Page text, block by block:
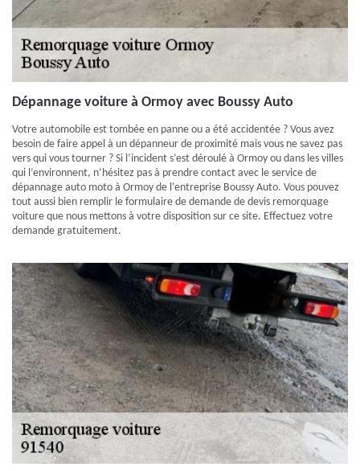
Dépannage voiture à Ormoy avec Boussy Auto
Votre automobile est tombée en panne ou a été accidentée ? Vous avez
besoin de faire appel à un dépanneur de proximité mais vous ne savez pas
vers qui vous tourner ? Si l’incident s’est déroulé à Ormoy ou dans les villes
qui l’environnent, n’hésitez pas à prendre contact avec le service de
dépannage auto moto à Ormoy de l’entreprise Boussy Auto. Vous pouvez
tout aussi bien remplir le formulaire de demande de devis remorquage
voiture que nous mettons à votre disposition sur ce site. Effectuez votre
demande gratuitement.